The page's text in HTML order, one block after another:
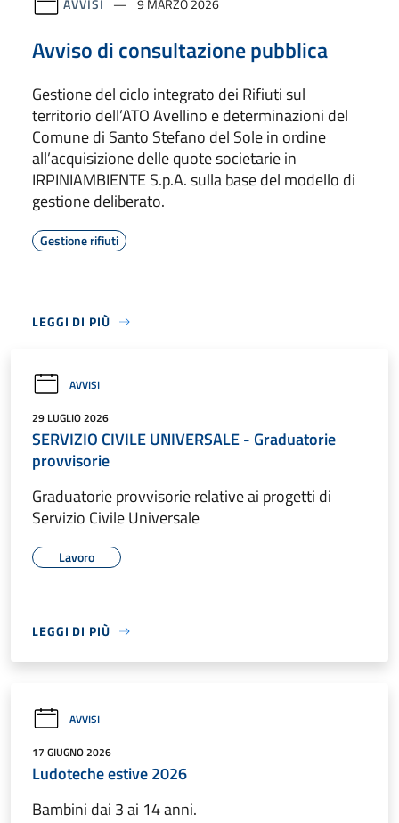
Avviso di consultazione pubblica
Gestione del ciclo integrato dei Rifiuti sul
territorio dell’ATO Avellino e determinazioni del
Comune di Santo Stefano del Sole in ordine
all’acquisizione delle quote societarie in
IRPINIAMBIENTE S.p.A. sulla base del modello di
gestione deliberato.
Gestione rifiuti
LEGGI DI PIÙ
AVVISI
29 LUGLIO 2026
SERVIZIO CIVILE UNIVERSALE - Graduatorie
provvisorie
Graduatorie provvisorie relative ai progetti di
Servizio Civile Universale
Lavoro
LEGGI DI PIÙ
AVVISI
17 GIUGNO 2026
Ludoteche estive 2026
Bambini dai 3 ai 14 anni.